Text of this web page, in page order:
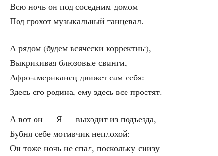
Всю ночь он под сосед­ним домом
Под гро­хот музы­каль­ный танцевал.
А рядом (будем вся­че­ски корректны),
Выкри­ки­вая блю­зо­вые свинги,
Афро-аме­ри­ка­нец дви­жет сам себя:
Здесь его роди­на, ему здесь все простят.
А вот он — Я — выхо­дит из подъезда,
Буб­ня себе мотив­чик неплохой:
Он тоже ночь не спал, посколь­ку снизу